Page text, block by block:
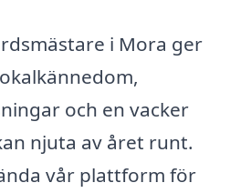
i Mora ger
och en vacker
njuta av året runt.
vår plattform för